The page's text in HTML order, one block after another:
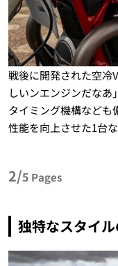
戦後に開発された空冷
しいンエンジンだな
タイミング機構なども
性能を向上させた1台な
2/5 Pages
独特なスタイ